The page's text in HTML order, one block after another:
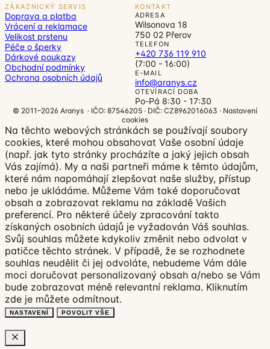
ZÁKAZNICKÝ SERVIS
Doprava a platba
Vrácení a reklamace
Velikost prstenu
Péče o šperky
Dárkové poukazy
Obchodní podmínky
Ochrana osobních údajů
KONTAKT
ADRESA
Wilsonova 18
750 02 Přerov
TELEFON
+420 736 119 910
(7:00 - 16:00)
E-MAIL
info@aranys.cz
OTEVÍRACÍ DOBA
Po-Pá 8:30 - 17:30
© 2011–2026 Aranys · IČO: 87546205 · DIČ: CZ8962016063 · Nastavení
cookies
Na těchto webových stránkách se používají soubory
cookies, které mohou obsahovat Vaše osobní údaje
(např. jak tyto stránky procházíte a jaký jejich obsah
Vás zajímá). My a naši partneři máme k těmto údajům,
které nám napomáhají zlepšovat naše služby, přístup
nebo je ukládáme. Můžeme Vám také doporučovat
obsah a zobrazovat reklamu na základě Vašich
preferencí. Pro některé účely zpracování takto
získaných osobních údajů je vyžadován Váš souhlas.
Svůj souhlas můžete kdykoliv změnit nebo odvolat v
patičce těchto stránek. V případě, že se rozhodnete
souhlas neudělit či jej odvoláte, nebudeme Vám dále
moci doručovat personalizovaný obsah a/nebo se Vám
bude zobrazovat méně relevantní reklama. Kliknutím
zde je můžete odmítnout.
NASTAVENÍ POVOLIT VŠE